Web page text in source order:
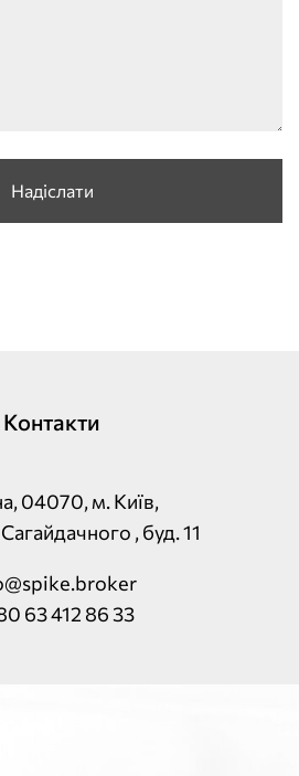
Контакти
04070, м. Київ,
, буд. 11
63 412 86 33